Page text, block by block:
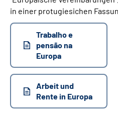
in einer protugiesichen
Trabalho e
pensão na
Europa
Arbeit und
Rente in Europa